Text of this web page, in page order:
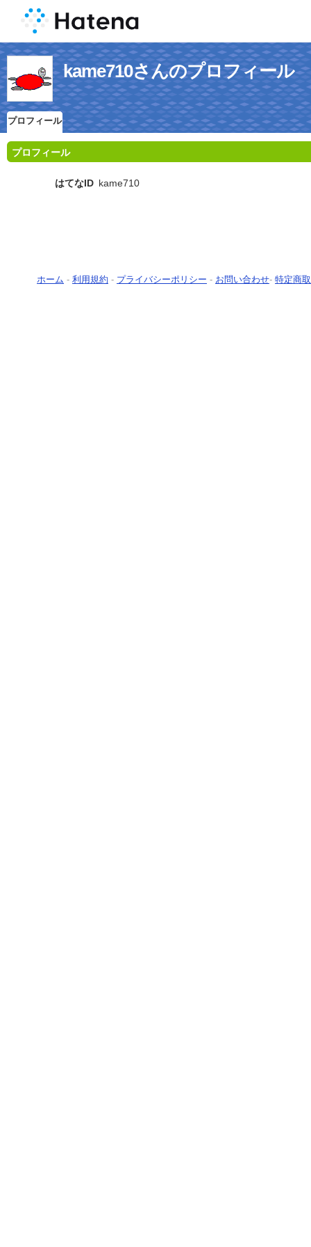
kame710さんのプロフィール
プロフィール
プロフィール
はてなID kame710
ホーム - 利用規約 - プライバシーポリシー - お問い合わせ- 特定商